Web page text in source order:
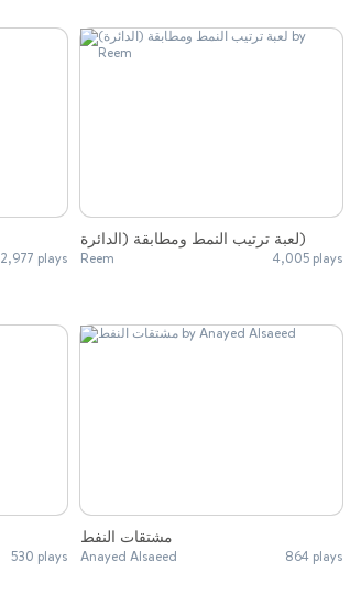
2,977 plays
لعبة ترتيب النمط ومطابقة (الدائرة)
Reem 4,005 plays
530 plays
مشتقات النفط
Anayed Alsaeed 864 plays